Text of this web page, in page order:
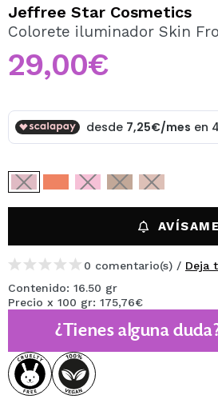
Al crear una cuenta en
tus compras rápidamente, revisar
pedidos y consultar tus
CREAR
Jeffree Star Cosmetics
Colorete iluminador Skin
29,00€
AVÍSAME
0 comentario(s) / Deja
Contenido: 16.50 gr
Precio x 100 gr: 175,76€
¿Tienes alguna